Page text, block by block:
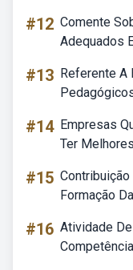
#12 Comente
Adequados
#13 Referente A
#14 Empresas
Ter
#15
Formação
#16 Atividade